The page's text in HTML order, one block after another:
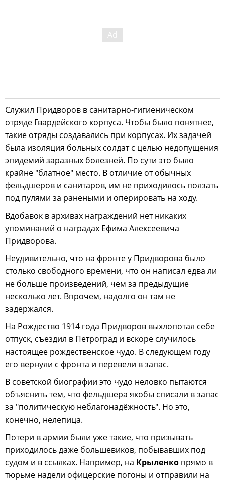
Служил Придворов в санитарно-гигиеническом
отряде Гвардейского корпуса. Чтобы было понятнее,
такие отряды создавались при корпусах. Их задачей
была изоляция больных солдат с целью недопущения
эпидемий заразных болезней. По сути это было
крайне "блатное" место. В отличие от обычных
фельдшеров и санитаров, им не приходилось ползать
под пулями за ранеными и оперировать на ходу.
Вдобавок в архивах награждений нет никаких
упоминаний о наградах Ефима Алексеевича
Придворова.
Неудивительно, что на фронте у Придворова было
столько свободного времени, что он написал едва ли
не больше произведений, чем за предыдущие
несколько лет. Впрочем, надолго он там не
задержался.
На Рождество 1914 года Придворов выхлопотал себе
отпуск, съездил в Петроград и вскоре случилось
настоящее рождественское чудо. В следующем году
его вернули с фронта и перевели в запас.
В советской биографии это чудо неловко пытаются
объяснить тем, что фельдшера якобы списали в запас
за "политическую неблагонадёжность". Но это,
конечно, нелепица.
Потери в армии были уже такие, что призывать
приходилось даже большевиков, побывавших под
судом и в ссылках. Например, на Крыленко прямо в
тюрьме надели офицерские погоны и отправили на